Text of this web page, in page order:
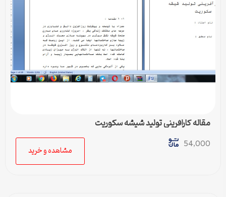
مقاله کارافرینی تولید شیشه سکوریت
54,000
مشاهده و خرید